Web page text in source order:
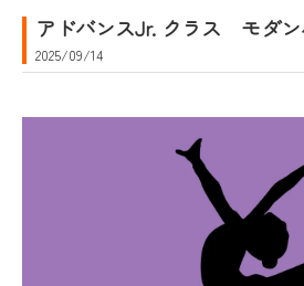
アドバンスJr. クラス モダ
2025/09/14